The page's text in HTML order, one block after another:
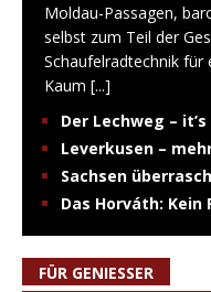
Moldau-Passagen,
selbst zum Teil der
Schaufelradtechnik für
Kaum [...]
Der Lechweg –
Leverkusen –
Sachsen
Das Horváth:
FÜR GENIESSER